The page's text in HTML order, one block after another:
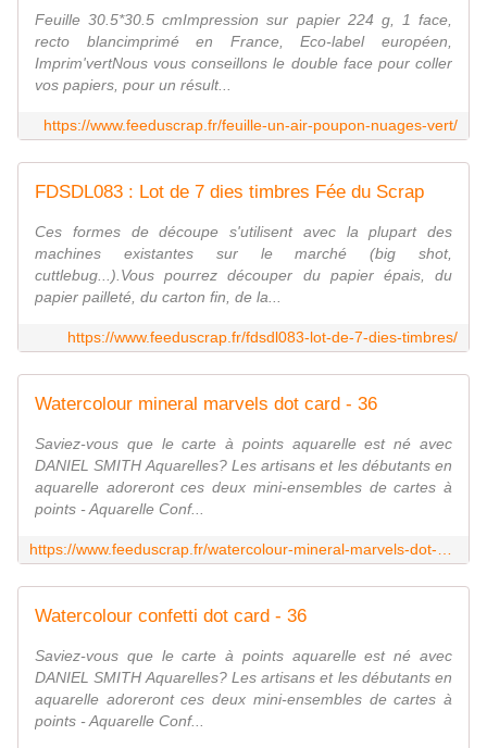
Feuille 30.5*30.5 cmImpression sur papier 224 g, 1 face,
recto blancimprimé en France, Eco-label européen,
Imprim'vertNous vous conseillons le double face pour coller
vos papiers, pour un résult...
https://www.feeduscrap.fr/feuille-un-air-poupon-nuages-vert/
FDSDL083 : Lot de 7 dies timbres Fée du Scrap
Ces formes de découpe s'utilisent avec la plupart des
machines existantes sur le marché (big shot,
cuttlebug...).Vous pourrez découper du papier épais, du
papier pailleté, du carton fin, de la...
https://www.feeduscrap.fr/fdsdl083-lot-de-7-dies-timbres/
Watercolour mineral marvels dot card - 36
Saviez-vous que le carte à points aquarelle est né avec
DANIEL SMITH Aquarelles? Les artisans et les débutants en
aquarelle adoreront ces deux mini-ensembles de cartes à
points - Aquarelle Conf...
Watercolour confetti dot card - 36
Saviez-vous que le carte à points aquarelle est né avec
DANIEL SMITH Aquarelles? Les artisans et les débutants en
aquarelle adoreront ces deux mini-ensembles de cartes à
points - Aquarelle Conf...